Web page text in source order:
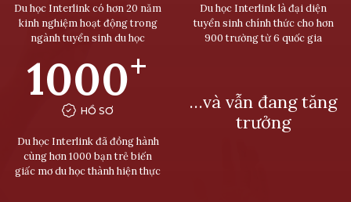
Du học Interlink có hơn 20 năm
kinh nghiệm hoạt động trong
ngành tuyển sinh du học
Du học Interlink là đại diện
tuyển sinh chính thức cho hơn
900 trường từ 6 quốc gia
1000+
HỒ SƠ
Du học Interlink đã đồng hành
cùng hơn 1000 bạn trẻ biến
giấc mơ du học thành hiện thực
…và vẫn đang tăng
trưởng